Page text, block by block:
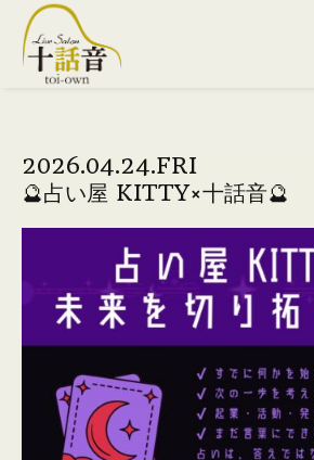
2026.04.24.FRI
🔮占い屋 KITTY×十話音🔮